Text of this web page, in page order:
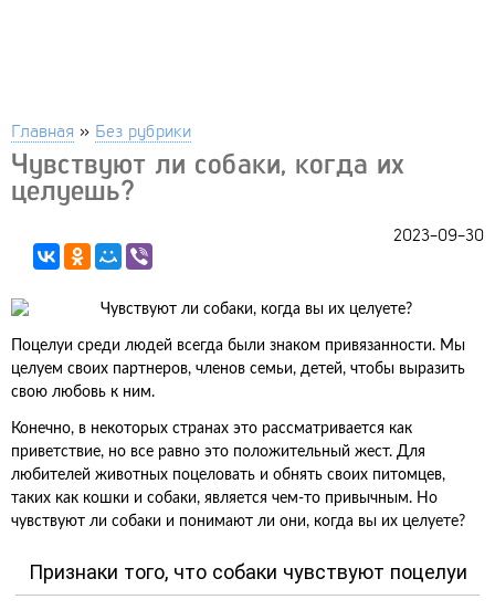
Главная » Без рубрики
Чувствуют ли собаки, когда их
целуешь?
2023-09-30
Поцелуи среди людей всегда были знаком привязанности. Мы
целуем своих партнеров, членов семьи, детей, чтобы выразить
свою любовь к ним.
Конечно, в некоторых странах это рассматривается как
приветствие, но все равно это положительный жест. Для
любителей животных поцеловать и обнять своих питомцев,
таких как кошки и собаки, является чем-то привычным. Но
чувствуют ли собаки и понимают ли они, когда вы их целуете?
Признаки того, что собаки чувствуют поцелуи